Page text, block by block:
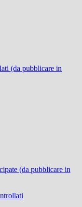
(da pubblicare in
(da pubblicare in